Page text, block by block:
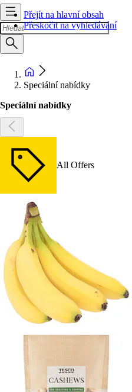
Přejít na hlavní obsah
Přeskočit na vyhledávání
Speciální nabídky
Speciální nabídky
All Offers